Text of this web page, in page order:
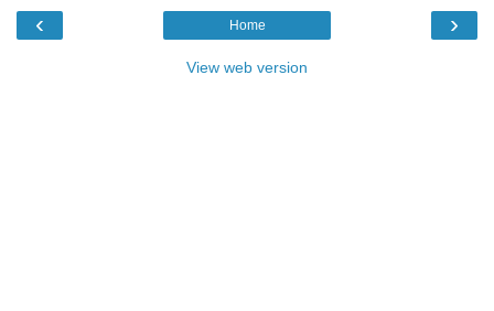
‹ ›
Home
View web version